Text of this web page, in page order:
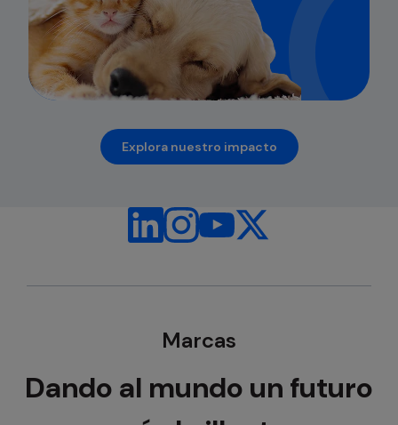
Explora nuestro impactose abre en una pestaña nueva
Marcas
Dando al mundo un futuro